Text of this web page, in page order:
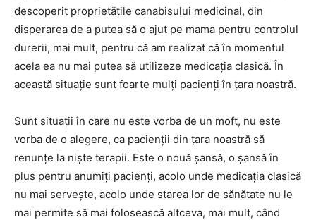
descoperit proprietăţile canabisului medicinal, din
disperarea de a putea să o ajut pe mama pentru controlul
durerii, mai mult, pentru că am realizat că în momentul
acela ea nu mai putea să utilizeze medicaţia clasică. În
această situaţie sunt foarte mulţi pacienţi în ţara noastră.
Sunt situaţii în care nu este vorba de un moft, nu este
vorba de o alegere, ca pacienţii din ţara noastră să
renunţe la nişte terapii. Este o nouă şansă, o şansă în
plus pentru anumiţi pacienţi, acolo unde medicaţia clasică
nu mai serveşte, acolo unde starea lor de sănătate nu le
mai permite să mai folosească altceva, mai mult, când